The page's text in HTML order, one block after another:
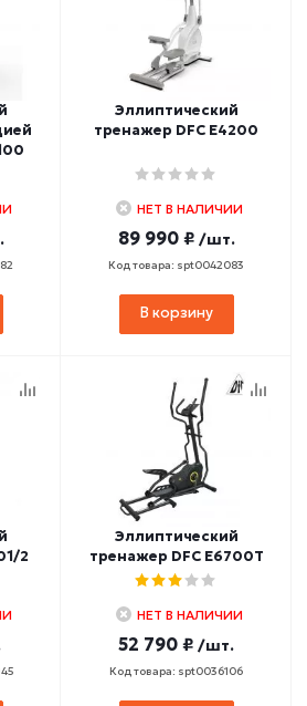
Эллиптический
тренажер DFC E4200
НЕТ В НАЛИЧИИ
89 990 ₽ /шт.
Код товара: spt0042083
В корзину
2
Эллиптический
тренажер DFC E6700T
НЕТ В НАЛИЧИИ
52 790 ₽ /шт.
Код товара: spt0036106